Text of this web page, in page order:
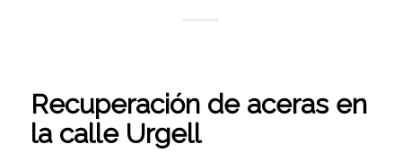
Recuperación de aceras en
la calle Urgell